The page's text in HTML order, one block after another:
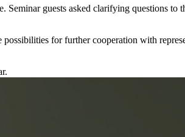
Seminar guests asked clarifying questions to
for further cooperation with